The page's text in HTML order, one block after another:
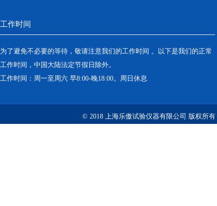
工作时间
为了避免不必要的等待，敬请注意我们的工作时间 。以下是我们的正常
工作时间，中国大陆法定节假日除外。
工作时间：周一至周六 早8:00-晚18:00。周日休息
© 2018 上海乐傲试验仪器有限公司 版权所